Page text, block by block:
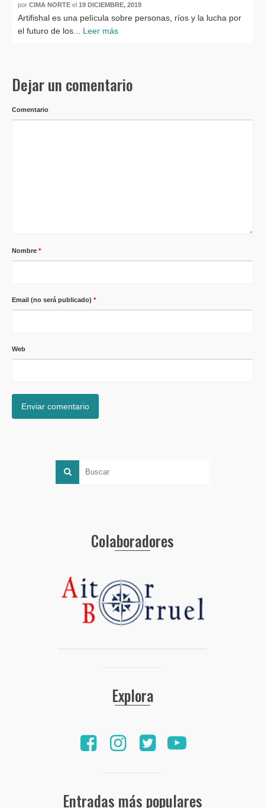
por CIMA NORTE el 19 DICIEMBRE, 2019
Artifishal es una película sobre personas, ríos y la lucha por
el futuro de los... Leer más
Dejar un comentario
Comentario
Nombre *
Email (no será publicado) *
Web
Colaboradores
Explora
Entradas más populares